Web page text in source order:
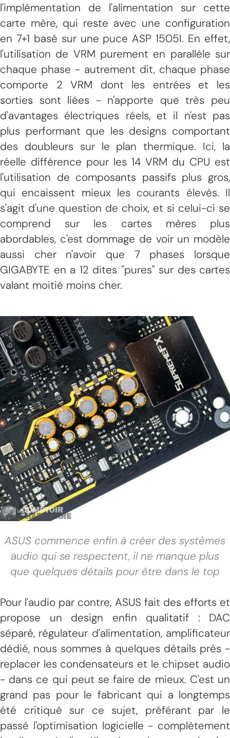
l'implémentation de l'alimentation sur cette
carte mère, qui reste avec une configuration
en 7+1 basé sur une puce ASP 1505I. En effet,
l'utilisation de VRM purement en parallèle sur
chaque phase - autrement dit, chaque phase
comporte 2 VRM dont les entrées et les
sorties sont liées - n'apporte que très peu
d'avantages électriques réels, et il n'est pas
plus performant que les designs comportant
des doubleurs sur le plan thermique. Ici, la
réelle différence pour les 14 VRM du CPU est
l'utilisation de composants passifs plus gros,
qui encaissent mieux les courants élevés. Il
s'agit d'une question de choix, et si celui-ci se
comprend sur les cartes mères plus
abordables, c'est dommage de voir un modèle
aussi cher n'avoir que 7 phases lorsque
GIGABYTE en a 12 dites "pures" sur des cartes
valant moitié moins cher.
ASUS commence enfin à créer des systèmes
audio qui se respectent, il ne manque plus
que quelques détails pour être dans le top
Pour l'audio par contre, ASUS fait des efforts et
propose un design enfin qualitatif : DAC
séparé, régulateur d'alimentation, amplificateur
dédié, nous sommes à quelques détails près -
replacer les condensateurs et le chipset audio
- dans ce qui peut se faire de mieux. C'est un
grand pas pour le fabricant qui a longtemps
été critiqué sur ce sujet, préférant par le
passé l'optimisation logicielle - complètement